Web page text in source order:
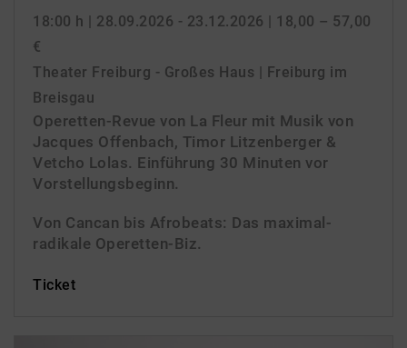
18:00 h | 28.09.2026 - 23.12.2026 | 18,00 – 57,00
€
Theater Freiburg - Großes Haus | Freiburg im
Breisgau
Operetten-Revue von La Fleur mit Musik von
Jacques Offenbach, Timor Litzenberger &
Vetcho Lolas. Einführung 30 Minuten vor
Vorstellungsbeginn.
Von Cancan bis Afrobeats: Das maximal-
radikale Operetten-Biz.
Ticket